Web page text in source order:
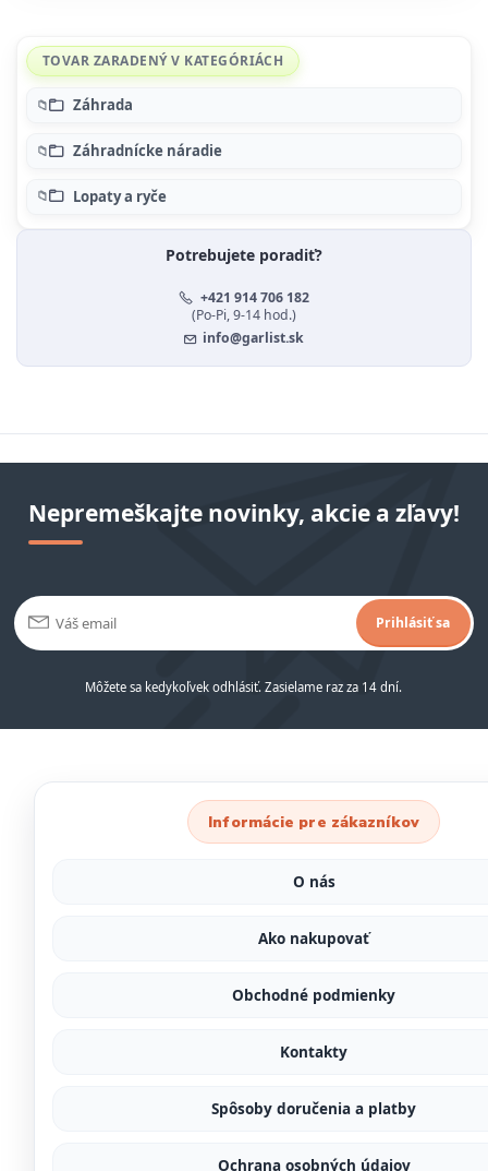
TOVAR ZARADENÝ V KATEGÓRIÁCH
Záhrada
Záhradnícke náradie
Lopaty a ryče
Potrebujete poradiť?
+421 914 706 182
(Po-Pi, 9-14 hod.)
info@garlist.sk
Nepremeškajte novinky, akcie a zľavy!
Prihlásiť sa
Môžete sa kedykoľvek odhlásiť. Zasielame raz za 14 dní.
Informácie pre zákazníkov
O nás
Ako nakupovať
Obchodné podmienky
Kontakty
Spôsoby doručenia a platby
Ochrana osobných údajov